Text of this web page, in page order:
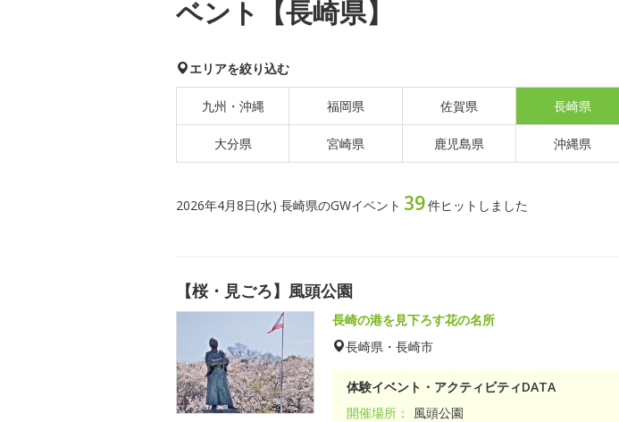
ベント【長崎県】
エリアを絞り込む
九州・沖縄 福岡県 佐賀県 長崎県
大分県 宮崎県 鹿児島県 沖縄県
2026年4月8日(水) 長崎県のGWイベント 39件ヒットしました
【桜・見ごろ】風頭公園
長崎の港を見下ろす花の名所
長崎県・長崎市
体験イベント・アクティビティDATA
開催場所：
風頭公園